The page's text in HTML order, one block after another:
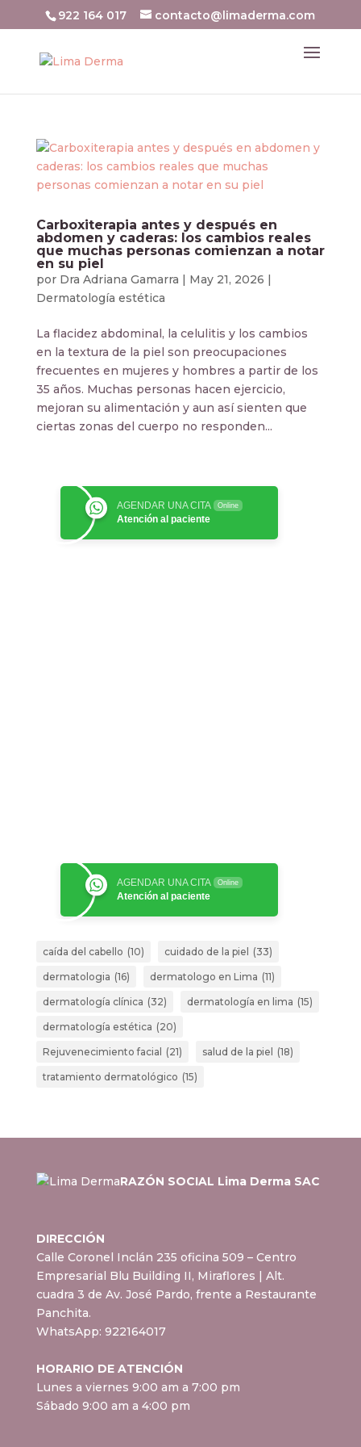
922 164 017 contacto@limaderma.com
Carboxiterapia antes y después en
abdomen y caderas: los cambios reales
que muchas personas comienzan a notar
en su piel
por Dra Adriana Gamarra | May 21, 2026 |
Dermatología estética
La flacidez abdominal, la celulitis y los cambios
en la textura de la piel son preocupaciones
frecuentes en mujeres y hombres a partir de los
35 años. Muchas personas hacen ejercicio,
mejoran su alimentación y aun así sienten que
ciertas zonas del cuerpo no responden...
AGENDAR UNA CITA Online
Atención al paciente
AGENDAR UNA CITA Online
Atención al paciente
caída del cabello (10) cuidado de la piel (33)
dermatologia (16) dermatologo en Lima (11)
dermatología clínica (32) dermatología en lima (15)
dermatología estética (20)
Rejuvenecimiento facial (21) salud de la piel (18)
tratamiento dermatológico (15)
RAZÓN SOCIAL Lima Derma SAC
DIRECCIÓN
Calle Coronel Inclán 235 oficina 509 – Centro
Empresarial Blu Building II, Miraflores | Alt.
cuadra 3 de Av. José Pardo, frente a Restaurante
Panchita.
WhatsApp: 922164017
HORARIO DE ATENCIÓN
Lunes a viernes 9:00 am a 7:00 pm
Sábado 9:00 am a 4:00 pm